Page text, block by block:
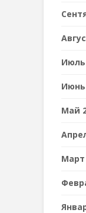
Июль
Июнь
Май
Март